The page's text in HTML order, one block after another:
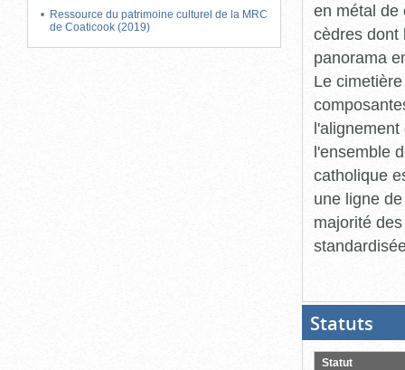
Ressource du patrimoine culturel de la MRC
de Coaticook (2019)
en métal de
cèdres dont
panorama
Le
l'ensemble
catholique
une ligne
majorité
Statuts
pour
Statut